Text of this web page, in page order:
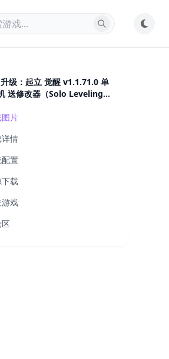
级：起立 觉醒 v1.1.71.0 单
送修改器（Solo Leveling
片
情
配置
下载
戏